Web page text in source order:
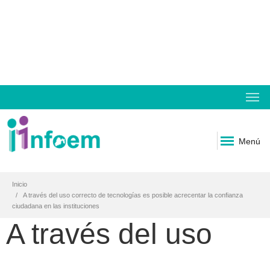
Menú
Inicio
A través del uso correcto de tecnologías es posible acrecentar la confianza
ciudadana en las instituciones
A través del uso